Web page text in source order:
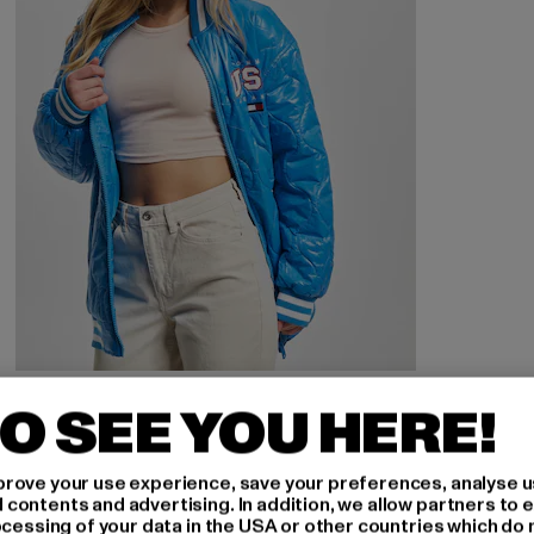
Shiny Oversized Quilt
EUR 92,00
Derzeitiger Preis: EUR 92,00
EUR 199,99 Aktionspreis: EUR 199,99
SEE YOU HERE!
your use experience, save your preferences, analyse
and advertising. In addition, we allow partners to
of your data in the USA or other countries which do